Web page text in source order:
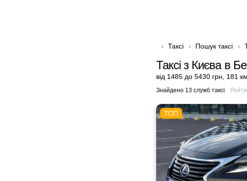
Таксі Пошук таксі
Таксі з Києва в
від 1485 до 5430 грн 181 км
Знайдено 13 служб таксі